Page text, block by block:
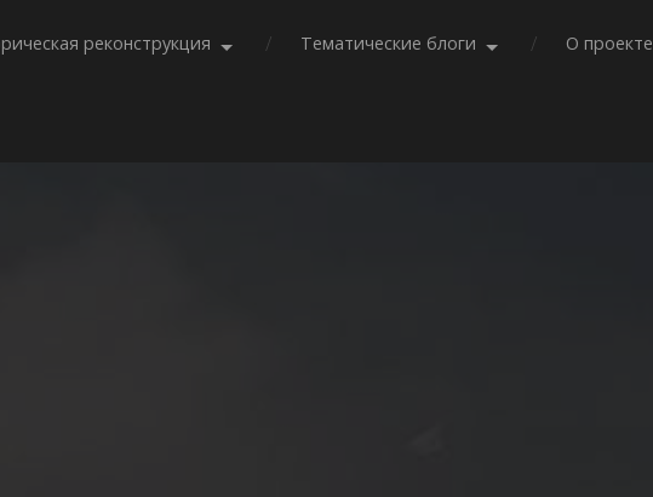
реконструкция Тематические блоги О проекте